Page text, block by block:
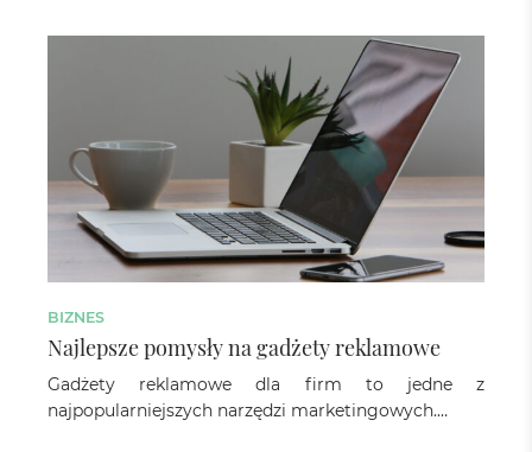
BIZNES
Najlepsze pomysły na gadżety reklamowe
Gadżety reklamowe dla firm to jedne z
najpopularniejszych narzędzi marketingowych.…